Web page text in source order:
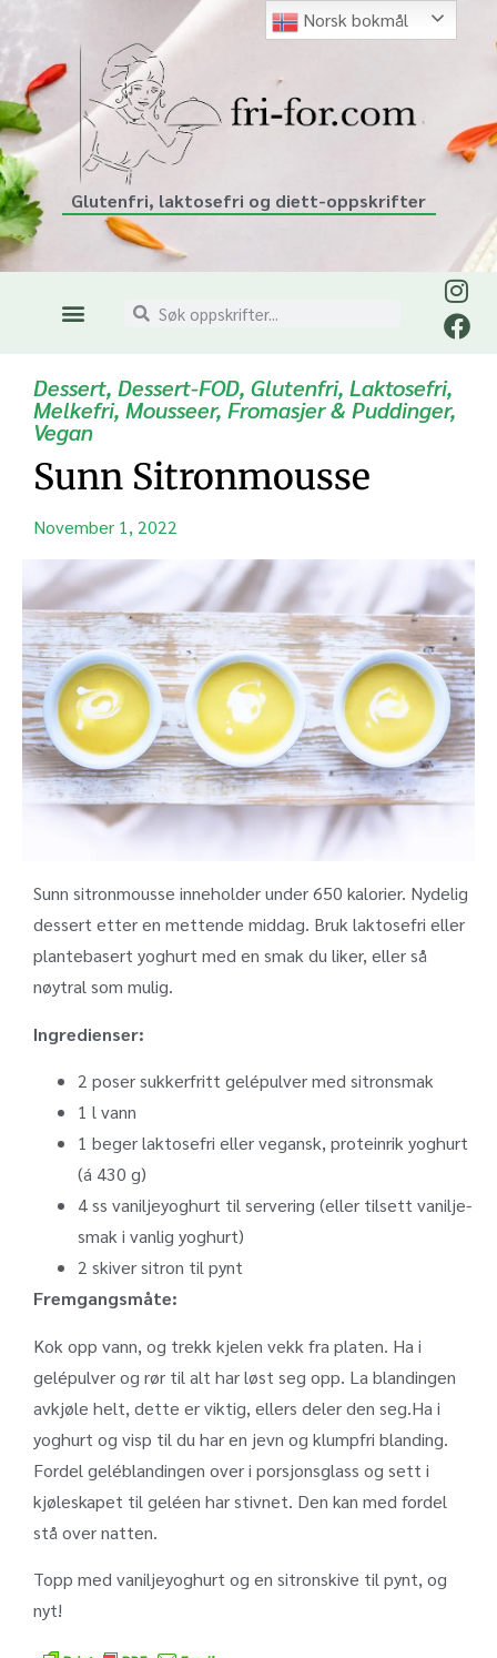
Glutenfri, laktosefri og diett-oppskrifter
Dessert, Dessert-FOD, Glutenfri, Laktosefri,
Melkefri, Mousseer, Fromasjer & Puddinger,
Vegan
Sunn Sitronmousse
November 1, 2022
Sunn sitronmousse inneholder under 650 kalorier. Nydelig
dessert etter en mettende middag. Bruk laktosefri eller
plantebasert yoghurt med en smak du liker, eller så
nøytral som mulig.
Ingredienser:
2 posersukkerfritt gelépulver med sitronsmak
1 l vann
1 begerlaktosefri eller vegansk, proteinrik yoghurt
(á 430 g)
4ss vaniljeyoghurt til servering (eller tilsett vanilje-
smak i vanlig yoghurt)
2 skiversitron til pynt
Fremgangsmåte:
Kok opp vann, og trekk kjelen vekk fra platen. Ha i
gelépulver og rør til alt har løst seg opp. La blandingen
avkjøle helt, dette er viktig, ellers deler den seg.Ha i
yoghurt og visp til du har en jevn og klumpfri blanding.
Fordel geléblandingen over i porsjonsglass og sett i
kjøleskapet til geléen har stivnet. Den kan med fordel
stå over natten.
Topp med vaniljeyoghurt og en sitronskive til pynt, og
nyt!
Norsk bokmål